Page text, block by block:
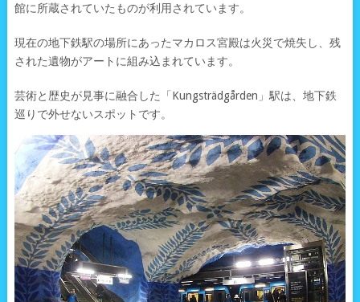
館に所蔵されていたものが利用されています。
現在の地下鉄駅の場所にあったマカロス宮殿は火災で焼失し、残
された遺物がアートに組み込まれています。
芸術と歴史が見事に融合した「Kungsträdgården」駅は、地下鉄
巡りで外せないスポットです。